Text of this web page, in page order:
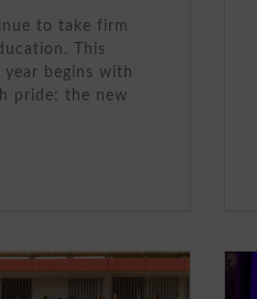
to take firm
This
begins with
pride: the new